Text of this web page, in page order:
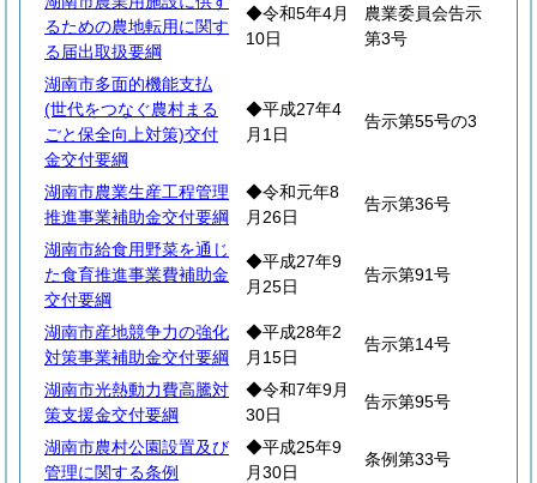
るための農地転用に関す
る届出取扱要綱
◆令和5年4月
10日
農業委員会告示
第3号
湖南市多面的機能支払
(世代をつなぐ農村まる
ごと保全向上対策)交付
金交付要綱
◆平成27年4
月1日
告示第55号の3
湖南市農業生産工程管理
推進事業補助金交付要綱
◆令和元年8
月26日
告示第36号
湖南市給食用野菜を通じ
た食育推進事業費補助金
交付要綱
◆平成27年9
月25日
告示第91号
湖南市産地競争力の強化
対策事業補助金交付要綱
◆平成28年2
月15日
告示第14号
湖南市光熱動力費高騰対
策支援金交付要綱
◆令和7年9月
30日
告示第95号
湖南市農村公園設置及び
管理に関する条例
◆平成25年9
月30日
条例第33号